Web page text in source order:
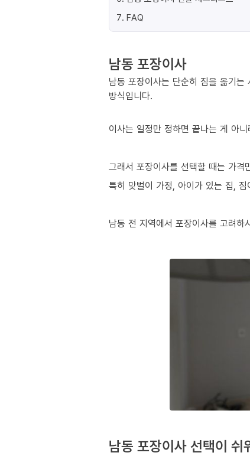
7. FAQ
남동 포장이사
남동 포장이사는 단순히 짐을 옮기는
방식입니다.
이사는 일정만 정하면 끝나는 게 아
그래서 포장이사를 선택할 때는 가
특히 맞벌이 가정, 아이가 있는 집,
남동 전 지역에서 포장이사를 고려
남동 포장이사 선택이 쉬